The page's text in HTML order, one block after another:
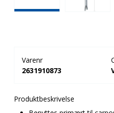
Varenr
2631910873
Produktbeskrivelse